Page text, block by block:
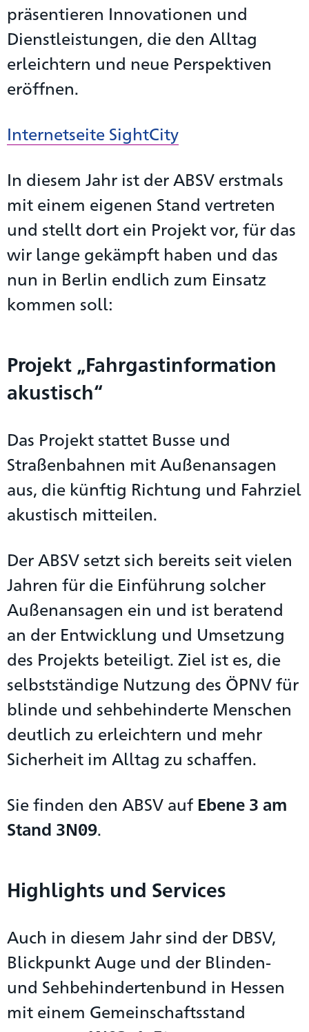
präsentieren Innovationen und
Dienstleistungen, die den Alltag
erleichtern und neue Perspektiven
eröffnen.
Internetseite SightCity
In diesem Jahr ist der ABSV erstmals
mit einem eigenen Stand vertreten
und stellt dort ein Projekt vor, für das
wir lange gekämpft haben und das
nun in Berlin endlich zum Einsatz
kommen soll:
Projekt „Fahrgastinformation
akustisch“
Das Projekt stattet Busse und
Straßenbahnen mit Außenansagen
aus, die künftig Richtung und Fahrziel
akustisch mitteilen.
Der ABSV setzt sich bereits seit vielen
Jahren für die Einführung solcher
Außenansagen ein und ist beratend
an der Entwicklung und Umsetzung
des Projekts beteiligt. Ziel ist es, die
selbstständige Nutzung des ÖPNV für
blinde und sehbehinderte Menschen
deutlich zu erleichtern und mehr
Sicherheit im Alltag zu schaffen.
Sie finden den ABSV auf Ebene 3 am
Stand 3N09.
Highlights und Services
Auch in diesem Jahr sind der DBSV,
Blickpunkt Auge und der Blinden-
und Sehbehindertenbund in Hessen
mit einem Gemeinschaftsstand